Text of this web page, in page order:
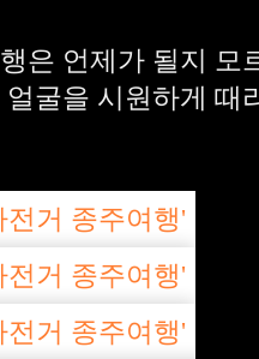
은 언제가 될지 모
굴을 시원하게 때